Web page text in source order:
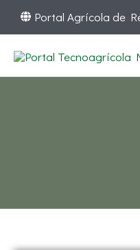
Portal Agrícola de